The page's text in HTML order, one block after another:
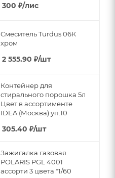
300 ₽/лис
Смеситель Turdus 06К
хром
2 555.90 ₽/шт
Контейнер для
стирального порошка 5л
Цвет в ассортименте
IDEA (Москва) уп.10
305.40 ₽/шт
Зажигалка газовая
POLARIS PGL 4001
ассорти 3 цвета *1/60